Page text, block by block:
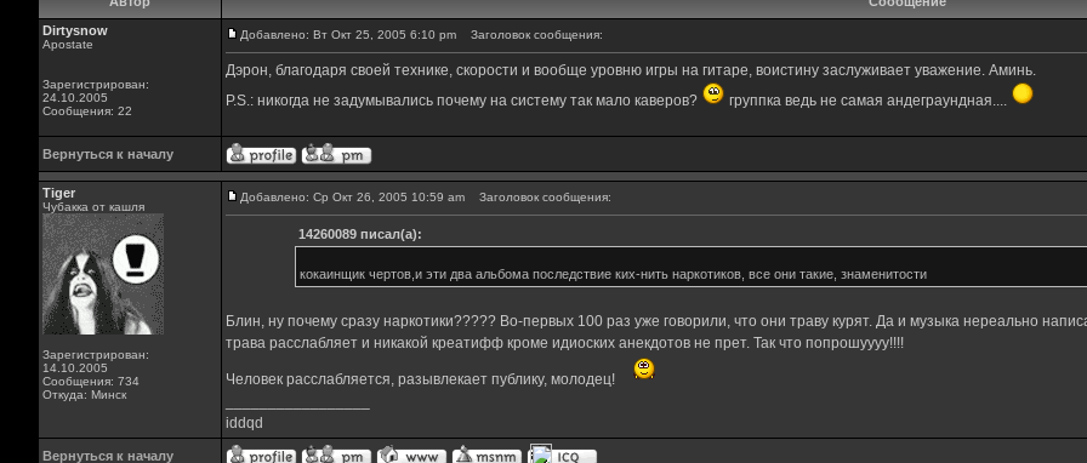
Dirtysnow
Apostate
Зарегистрирован:
24.10.2005
Сообщения: 22
Добавлено: Вт Окт 25, 2005 6:10 pm Заголовок сообщения:
Дэрон, благодаря своей технике, скорости и вообще уровню игры на гитаре, воистину заслуживает уважение. Аминь.
P.S.: никогда не задумывались почему на систему так мало каверов?
группка ведь не самая андеграундная....
Вернуться к началу
Tiger
Чубакка от кашля
Зарегистрирован:
14.10.2005
Сообщения: 734
Откуда: Минск
Добавлено: Ср Окт 26, 2005 10:59 am Заголовок сообщения:
14260089 писал(а):
кокаинщик чертов,и эти два альбома последствие ких-нить наркотиков, все они такие, знаменитости
Блин, ну почему сразу наркотики????? Во-первых 100 раз уже говорили, что они траву курят. Да и музыка нереально
трава расслабляет и никакой креатифф кроме идиоских анекдотов не прет. Так что попрошуууу!!!!
Человек расслабляется, разывлекает публику, молодец!
iddqd
Вернуться к началу